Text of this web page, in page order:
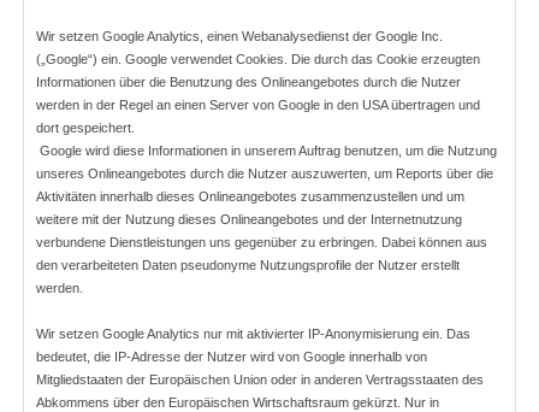
Wir setzen Google Analytics, einen Webanalysedienst der Google Inc.
(„Google“) ein. Google verwendet Cookies. Die durch das Cookie erzeugten
Informationen über die Benutzung des Onlineangebotes durch die Nutzer
werden in der Regel an einen Server von Google in den USA übertragen und
dort gespeichert.
Google wird diese Informationen in unserem Auftrag benutzen, um die Nutzung
unseres Onlineangebotes durch die Nutzer auszuwerten, um Reports über die
Aktivitäten innerhalb dieses Onlineangebotes zusammenzustellen und um
weitere mit der Nutzung dieses Onlineangebotes und der Internetnutzung
verbundene Dienstleistungen uns gegenüber zu erbringen. Dabei können aus
den verarbeiteten Daten pseudonyme Nutzungsprofile der Nutzer erstellt
werden.
Wir setzen Google Analytics nur mit aktivierter IP-Anonymisierung ein. Das
bedeutet, die IP-Adresse der Nutzer wird von Google innerhalb von
Mitgliedstaaten der Europäischen Union oder in anderen Vertragsstaaten des
Abkommens über den Europäischen Wirtschaftsraum gekürzt. Nur in